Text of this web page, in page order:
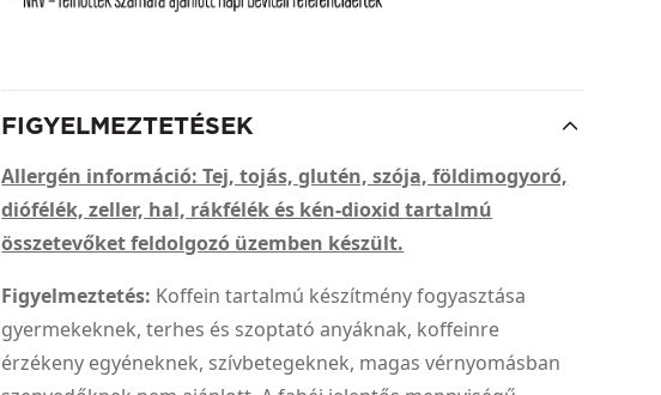
FIGYELMEZTETÉSEK
Allergén információ: Tej, tojás, glutén, szója, földimogyoró,
diófélék, zeller, hal, rákfélék és kén-dioxid tartalmú
összetevőket feldolgozó üzemben készült.
Figyelmeztetés: Koffein tartalmú készítmény fogyasztása
gyermekeknek, terhes és szoptató anyáknak, koffeinre
érzékeny egyéneknek, szívbetegeknek, magas vérnyomásban